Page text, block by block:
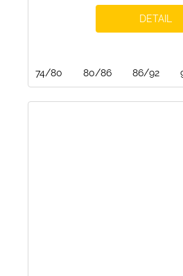
DETAIL
74/80 80/86 86/92